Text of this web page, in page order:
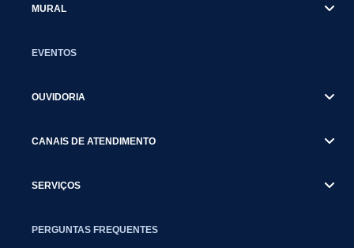
MURAL
EVENTOS
OUVIDORIA
CANAIS DE ATENDIMENTO
SERVIÇOS
PERGUNTAS FREQUENTES